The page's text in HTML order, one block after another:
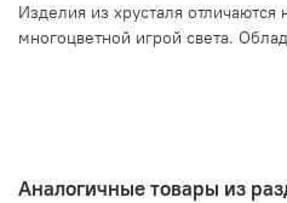
Изделия из хрусталя
многоцветной игрой света.
Аналогичные товары из